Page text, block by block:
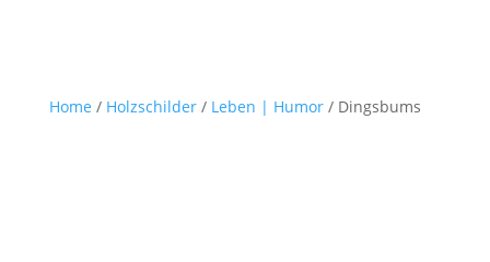
Home / Holzschilder/ Leben | Humor/ Dingsbums